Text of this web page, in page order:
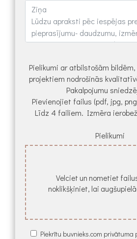
Pielikumi ar atbilstošām
projektiem nodrošinās
Pakalpojumu
Pievienojiet failus (pdf, jpg,
Līdz 4 failiem. Izmēra
Pielikumi
Velciet un nometiet
noklikšķiniet, lai
Piekrītu buvnieks.com privātuma